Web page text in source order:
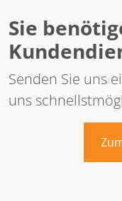
Sie
Senden Sie uns
uns